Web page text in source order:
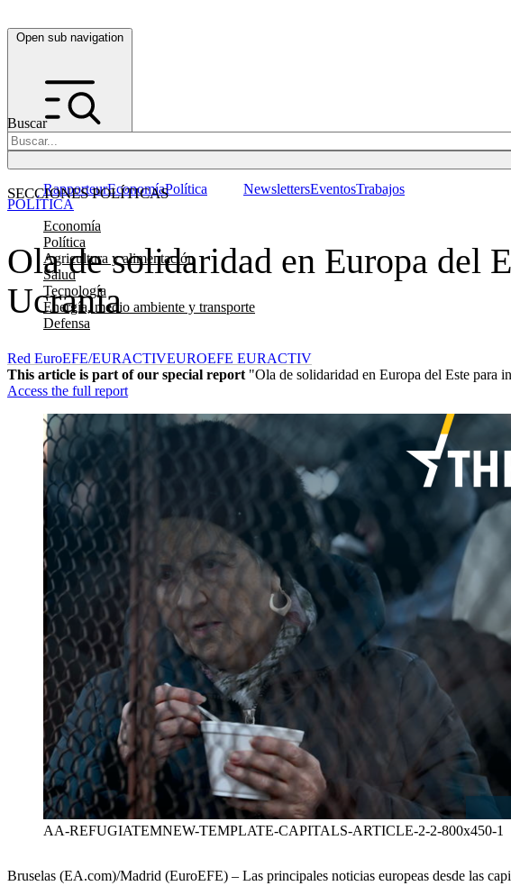
Open sub navigation
Buscar
SECCIONES POLÍTICAS
Economía
Política
Agricultura y alimentación
Salud
Tecnología
Energía, medio ambiente y transporte
Defensa
RapporteurEconomíaPolítica NewslettersEventosTrabajos
Ola de solidaridad en Europa del
Ucrania
POLÍTICA
Red EuroEFE/EURACTIVEUROEFE EURACTIV
This article is part of our special report "Ola de solidaridad en Europa del Este para
Access the full report
AA-REFUGIATEMNEW-TEMPLATE-CAPITALS-ARTICLE-2-2-800x450-1
Bruselas (EA.com)/Madrid (EuroEFE) – Las principales noticias europeas desde las